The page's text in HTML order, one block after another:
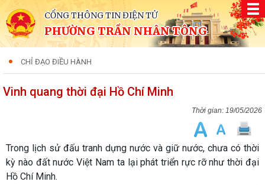
CỔNG THÔNG TIN ĐIỆN TỬ
PHƯỜNG TRẦN NHÂN TÔNG
CHỈ ĐẠO ĐIỀU HÀNH
Vinh quang thời đại Hồ Chí Minh
19/05/2026
Trong lịch sử đấu tranh dựng nước và giữ nước, chưa có thời
kỳ nào đất nước Việt Nam ta lại phát triển rực rỡ như thời đại
Hồ Chí Minh.